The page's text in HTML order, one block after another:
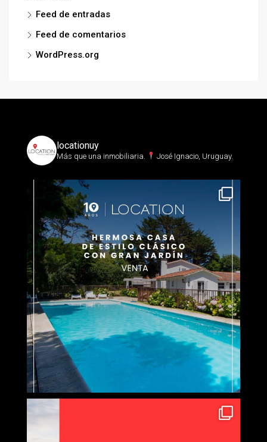
Feed de entradas
Feed de comentarios
WordPress.org
locationuy
Más que una inmobiliaria.⁣ José Ignacio, Uruguay.